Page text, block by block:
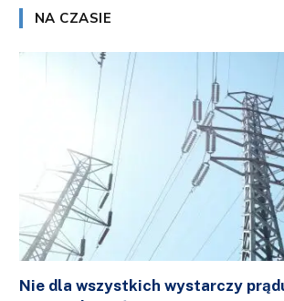
NA CZASIE
Nie dla wszystkich wystarczy